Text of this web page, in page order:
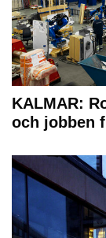
KALMAR:
och jobben